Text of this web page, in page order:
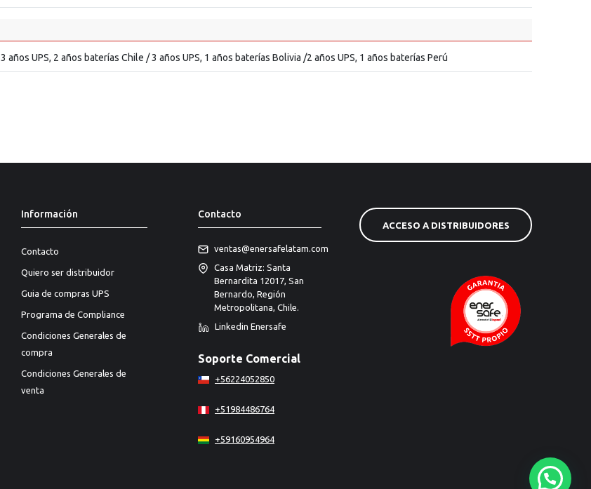
3 años UPS, 2 años baterías Chile / 3 años UPS, 1 años baterías Bolivia /2 años UPS, 1 años baterías Perú
Información
Contacto
Quiero ser distribuidor
Guia de compras UPS
Programa de Compliance
Condiciones Generales de
compra
Condiciones Generales de
venta
Contacto
ventas@enersafelatam.com
Casa Matriz: Santa
Bernardita 12017, San
Bernardo, Región
Metropolitana, Chile.
Linkedin Enersafe
Soporte Comercial
+56224052850
+51984486764
+59160954964
ACCESO A DISTRIBUIDORES